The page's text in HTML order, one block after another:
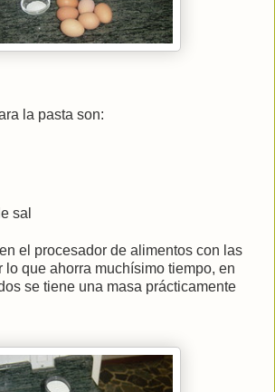
la pasta son:
sal
el procesador de alimentos con las
lo que ahorra muchísimo tiempo, en
se tiene una masa prácticamente